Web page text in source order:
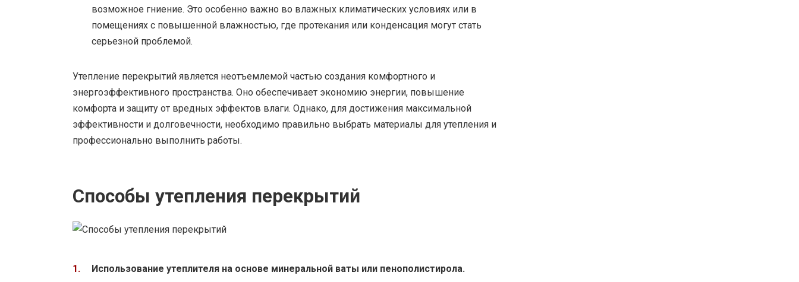
возможное гниение. Это особенно важно во влажных климатических условиях или в
помещениях с повышенной влажностью, где протекания или конденсация могут стать
серьезной проблемой.
Утепление перекрытий является неотъемлемой частью создания комфортного и
энергоэффективного пространства. Оно обеспечивает экономию энергии, повышение
комфорта и защиту от вредных эффектов влаги. Однако, для достижения максимальной
эффективности и долговечности, необходимо правильно выбрать материалы для утепления и
профессионально выполнить работы.
Способы утепления перекрытий
Использование утеплителя на основе минеральной ваты или пенополистирола.